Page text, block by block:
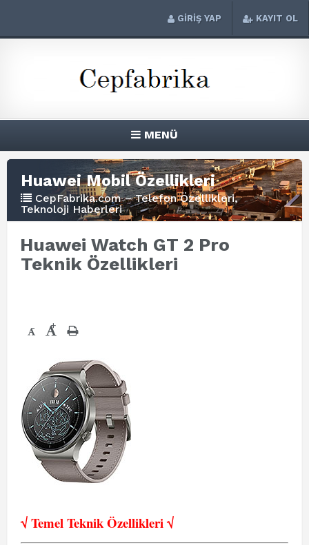
GİRİŞ YAP KAYIT OL
MENÜ
Huawei Mobil Özellikleri
CepFabrika.com – Telefon Özellikleri,
Teknoloji Haberleri
Huawei Watch GT 2 Pro
Teknik Özellikleri
- +
√ Temel Teknik Özellikleri √